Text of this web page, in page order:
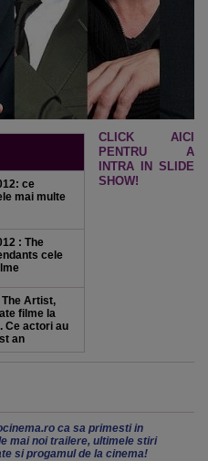
ce
mai multe
: The
cele
The Artist,
filme la
Ce actori au
an
CLICK AICI
PENTRU A
INTRA IN SLIDE
SHOW!
ca sa primesti in
mai noi trailere, ultimele stiri
si progamul de la cinema!